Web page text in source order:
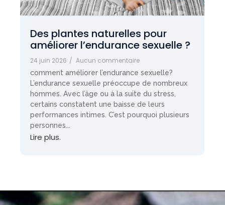
Des plantes naturelles pour
améliorer l’endurance sexuelle ?
24 juin 2026 / Aucun commentaire
comment améliorer l’endurance sexuelle?
L’endurance sexuelle préoccupe de nombreux
hommes. Avec l’âge ou à la suite du stress,
certains constatent une baisse de leurs
performances intimes. C’est pourquoi plusieurs
personnes...
Lire plus.